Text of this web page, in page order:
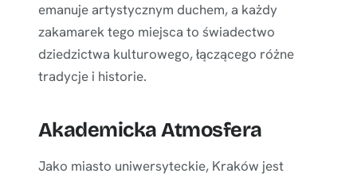
emanuje artystycznym duchem, a każdy
zakamarek tego miejsca to świadectwo
dziedzictwa kulturowego, łączącego różne
tradycje i historie.
Akademicka Atmosfera
Jako miasto uniwersyteckie, Kraków jest